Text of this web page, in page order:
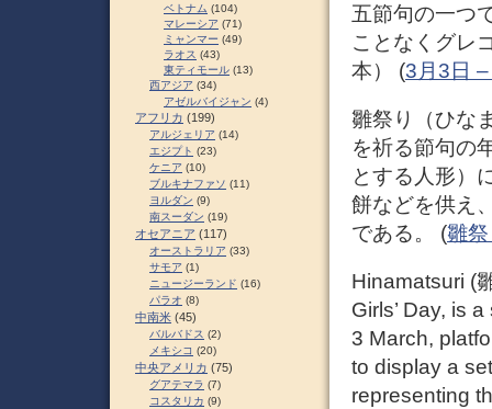
五節句の一つ
ことなくグレ
本） (3月3日
雛祭り（ひな
を祈る節句の
とする人形）
餅などを供え
である。 (雛
Hinamatsuri (
Girls’ Day, is
3 March,
to display a
representing
ベトナム (104)
マレーシア (71)
ミャンマー (49)
ラオス (43)
東ティモール (13)
西アジア (34)
アゼルバイジャン (4)
アフリカ (199)
アルジェリア (14)
エジプト (23)
ケニア (10)
ブルキナファソ (11)
ヨルダン (9)
南スーダン (19)
オセアニア (117)
オーストラリア (33)
サモア (1)
ニュージーランド (16)
パラオ (8)
中南米 (45)
バルバドス (2)
メキシコ (20)
中央アメリカ (75)
グアテマラ (7)
コスタリカ (9)